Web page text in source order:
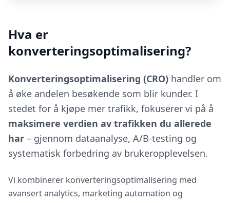
Hva er
konverteringsoptimalisering?
Konverteringsoptimalisering (CRO) handler om
å øke andelen besøkende som blir kunder. I
stedet for å kjøpe mer trafikk, fokuserer vi på å
maksimere verdien av trafikken du allerede
har – gjennom dataanalyse, A/B-testing og
systematisk forbedring av brukeropplevelsen.
Vi kombinerer konverteringsoptimalisering med
avansert analytics, marketing automation og